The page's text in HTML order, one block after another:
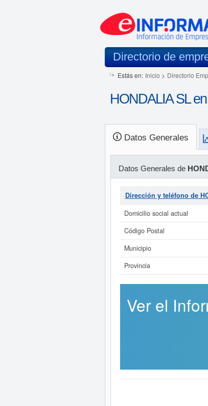
Directorio de
Estás en: Inicio > Directorio
HONDALIA SL
Datos Generales
Datos Generales de
Dirección y teléfono de
Domicilio social actual
Código Postal
Municipio
Provincia
Ver el